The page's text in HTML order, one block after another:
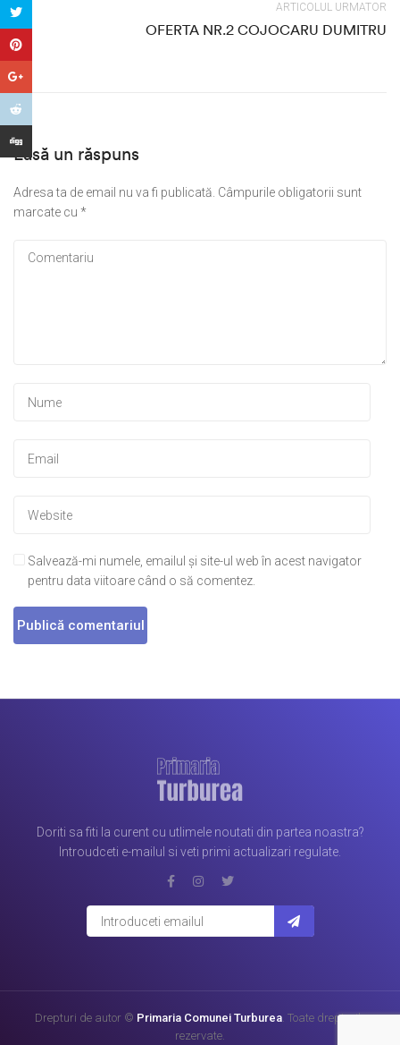
ARTICOLUL URMATOR
OFERTA NR.2 COJOCARU DUMITRU
Lasă un răspuns
Adresa ta de email nu va fi publicată. Câmpurile obligatorii sunt
marcate cu *
Salvează-mi numele, emailul și site-ul web în acest navigator
pentru data viitoare când o să comentez.
Doriti sa fiti la curent cu utlimele noutati din partea noastra?
Introudceti e-mailul si veti primi actualizari regulate.
Drepturi de autor © Primaria Comunei Turburea. Toate drepturile
rezervate.